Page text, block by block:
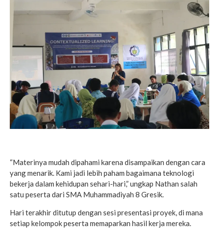
“Materinya mudah dipahami karena disampaikan dengan cara
yang menarik. Kami jadi lebih paham bagaimana teknologi
bekerja dalam kehidupan sehari-hari,” ungkap Nathan salah
satu peserta dari SMA Muhammadiyah 8 Gresik.
Hari terakhir ditutup dengan sesi presentasi proyek, di mana
setiap kelompok peserta memaparkan hasil kerja mereka.